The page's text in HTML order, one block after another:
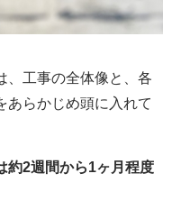
、工事の全体像と、各
あらかじめ頭に入れて
約2週間から1ヶ月程度